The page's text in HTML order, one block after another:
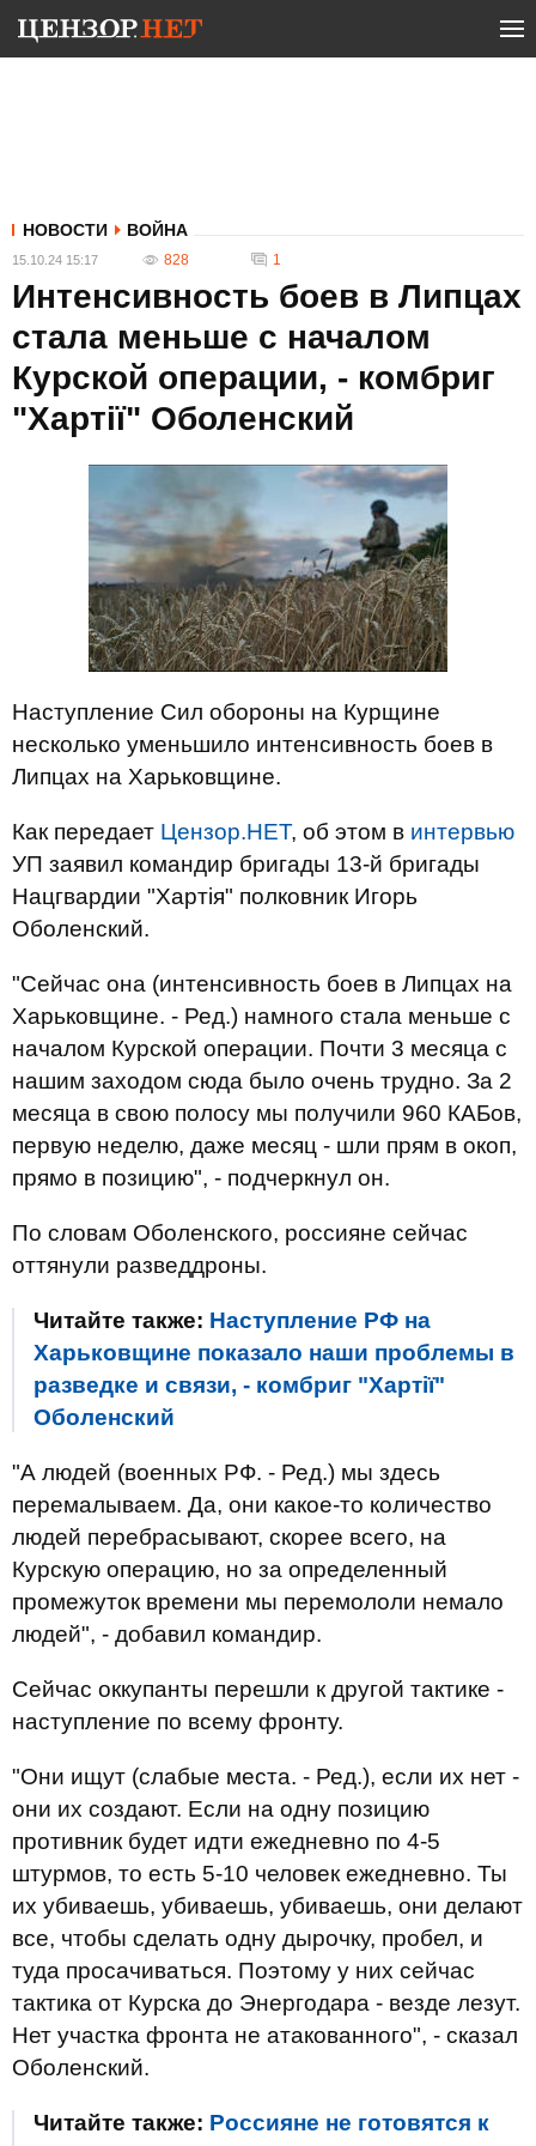
НОВОСТИ ВОЙНА
15.10.24 15:17 828 1
Интенсивность боев в Липцах
стала меньше с началом
Курской операции, - комбриг
"Хартії" Оболенский
Наступление Сил обороны на Курщине
несколько уменьшило интенсивность боев в
Липцах на Харьковщине.
Как передает Цензор.НЕТ, об этом в интервью
УП заявил командир бригады 13-й бригады
Нацгвардии "Хартія" полковник Игорь
Оболенский.
"Сейчас она (интенсивность боев в Липцах на
Харьковщине. - Ред.) намного стала меньше с
началом Курской операции. Почти 3 месяца с
нашим заходом сюда было очень трудно. За 2
месяца в свою полосу мы получили 960 КАБов,
первую неделю, даже месяц - шли прям в окоп,
прямо в позицию", - подчеркнул он.
По словам Оболенского, россияне сейчас
оттянули разведдроны.
Читайте также: Наступление РФ на
Харьковщине показало наши проблемы в
разведке и связи, - комбриг "Хартії"
Оболенский
"А людей (военных РФ. - Ред.) мы здесь
перемалываем. Да, они какое-то количество
людей перебрасывают, скорее всего, на
Курскую операцию, но за определенный
промежуток времени мы перемололи немало
людей", - добавил командир.
Сейчас оккупанты перешли к другой тактике -
наступление по всему фронту.
"Они ищут (слабые места. - Ред.), если их нет -
они их создают. Если на одну позицию
противник будет идти ежедневно по 4-5
штурмов, то есть 5-10 человек ежедневно. Ты
их убиваешь, убиваешь, убиваешь, они делают
все, чтобы сделать одну дырочку, пробел, и
туда просачиваться. Поэтому у них сейчас
тактика от Курска до Энергодара - везде лезут.
Нет участка фронта не атакованного", - сказал
Оболенский.
Читайте также: Россияне не готовятся к